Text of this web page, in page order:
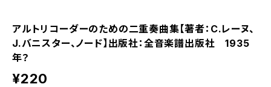
アルトリコーダーのための二重奏曲集【著者：C.レーヌ、
J.バニスター、ノード】出版社：全音楽譜出版社 1935
年？
¥220